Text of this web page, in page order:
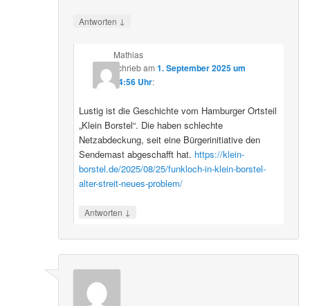
Antworten ↓
Mathias
schriebam 1. September 2025 um
14:56 Uhr:
Lustig ist die Geschichte vom Hamburger Ortsteil
„Klein Borstel“. Die haben schlechte
Netzabdeckung, seit eine Bürgerinitiative den
Sendemast abgeschafft hat. https://klein-
borstel.de/2025/08/25/funkloch-in-klein-borstel-
alter-streit-neues-problem/
Antworten ↓